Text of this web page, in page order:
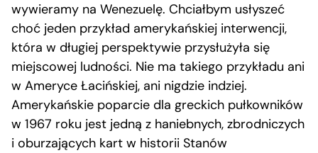
wywieramy na Wenezuelę. Chciałbym usłyszeć
choć jeden przykład amerykańskiej interwencji,
która w długiej perspektywie przysłużyła się
miejscowej ludności. Nie ma takiego przykładu ani
w Ameryce Łacińskiej, ani nigdzie indziej.
Amerykańskie poparcie dla greckich pułkowników
w 1967 roku jest jedną z haniebnych, zbrodniczych
i oburzających kart w historii Stanów